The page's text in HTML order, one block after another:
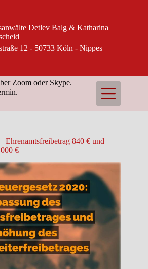
Detlev Balg & Katharina
12 - 50733 Köln - Nippes
Zoom oder Skype.
Ehrenamtsfreibetrag 840 € und
€